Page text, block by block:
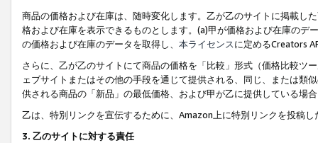
商品の価格および在庫は、随時変化します。乙が乙のサイトに掲載し
格および在庫を表示できるものとします。(a)甲が価格および在庫の
の価格および在庫のデータを取得し、 本ライセンスに定めるCreators
さらに、乙が乙のサイトにて商品の価格を「比較」形式（価格比較ツ
ェブサイトまたはその他の手段を通じて提供される、同じ、または類
供される商品の「新品」の最低価格、および甲が乙に提供している場
乙は、特別リンクを宣伝するために、Amazon上に特別リンクを投稿
3. 乙のサイトに対する責任